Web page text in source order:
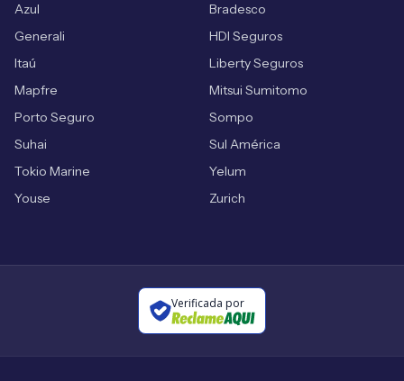
Azul
Bradesco
Generali
HDI Seguros
Itaú
Liberty Seguros
Mapfre
Mitsui Sumitomo
Porto Seguro
Sompo
Suhai
Sul América
Tokio Marine
Yelum
Youse
Zurich
Verificada por